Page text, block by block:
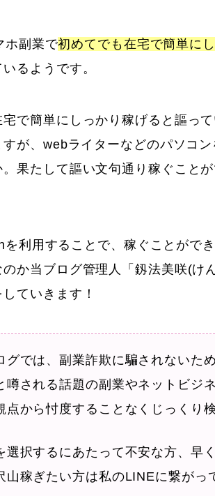
ホ副業で初めてでも在宅で簡単に
るようです。
で簡単にしっかり稼げると謳っ
が、webライターなどのパソコ
果たして謳い文句通り稼ぐこと
利用することで、稼ぐことがで
のか当ブログ管理人「釼法美咲(け
ていきます！
グでは、副業詐欺に騙されないた
噂される話題の副業やネットビジ
点から忖度することなくじっくり
選択するにあたって不安な方、早
山稼ぎたい方は私のLINEに繋がっ